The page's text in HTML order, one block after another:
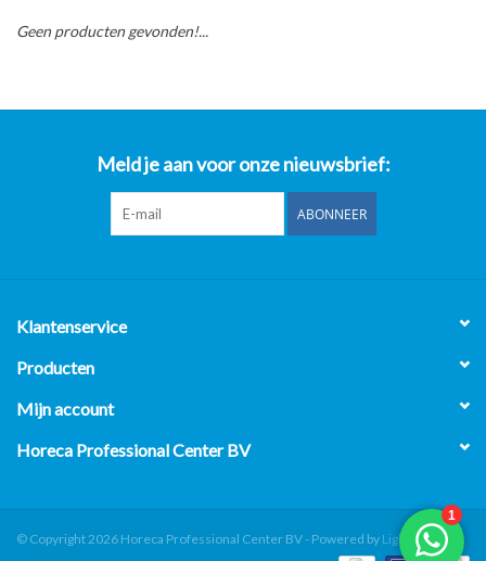
Over ons
Geen producten gevonden!...
Meld je aan voor onze nieuwsbrief:
ABONNEER
Klantenservice
Producten
Mijn account
Horeca Professional Center BV
© Copyright 2026 Horeca Professional Center BV - Powered by Lightspeed